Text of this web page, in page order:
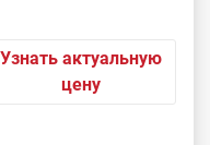
Узнать актуальную
цену